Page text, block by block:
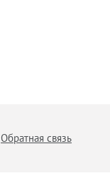
Обратная связь